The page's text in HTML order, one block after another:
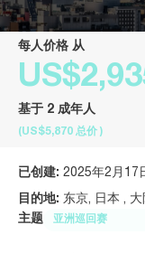
每人价格 从
基于 2 成年人
(US$5,870 总价 )
已创建: 2025年2月17
目的地: 东京, 日本 , 大
主题
亚洲巡回赛